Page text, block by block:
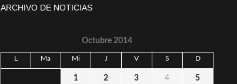
ARCHIVO DE NOTICIAS
Octubre 2014
L Ma Mi J V S D
1 2 3 4 5